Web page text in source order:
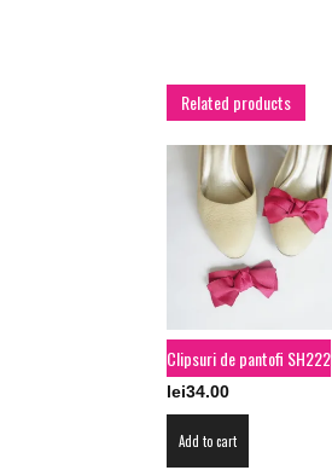
Related products
Clipsuri de pantofi SH222
lei34.00
Add to cart